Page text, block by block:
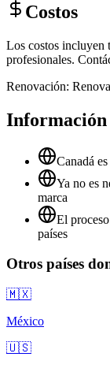
Costos
Los costos incluyen
profesionales.
Renovación:
Información
Canadá
Ya no es
marca
El
países
Otros países
🇲🇽
México
🇺🇸